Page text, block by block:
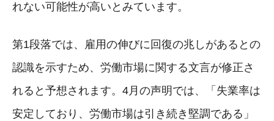
れない可能性が高いとみています。
第1段落では、雇用の伸びに回復の兆しがあるとの
認識を示すため、労働市場に関する文言が修正さ
れると予想されます。4月の声明では、「失業率は
安定しており、労働市場は引き続き堅調である」